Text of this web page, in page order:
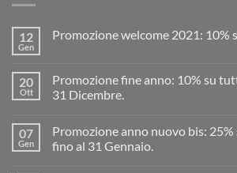
12
Gen
Promozione welcome 2021: 10%
20
Ott
Promozione fine anno: 10% su
31 Dicembre.
07
Gen
Promozione anno nuovo bis:
fino al 31 Gennaio.